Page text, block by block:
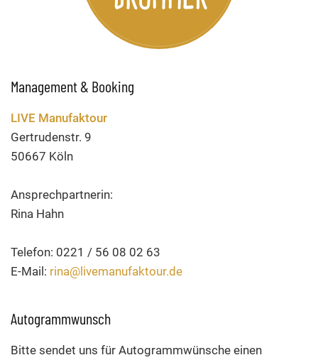
Management & Booking
LIVE Manufaktour
Gertrudenstr. 9
50667 Köln
Ansprechpartnerin:
Rina Hahn
Telefon: 0221 / 56 08 02 63
E-Mail: rina@livemanufaktour.de
Autogrammwunsch
Bitte sendet uns für Autogrammwünsche einen